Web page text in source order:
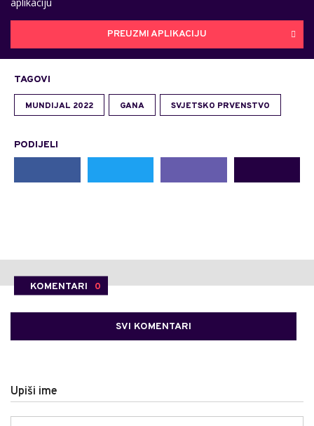
PREUZMI APLIKACIJU
TAGOVI
MUNDIJAL 2022 GANA SVJETSKO PRVENSTVO
PODIJELI
KOMENTARI 0
SVI KOMENTARI
Upiši ime